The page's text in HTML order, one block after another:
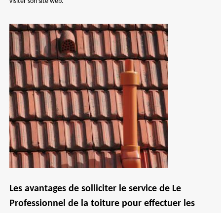
Les avantages de solliciter le service de Le
Professionnel de la toiture pour effectuer les